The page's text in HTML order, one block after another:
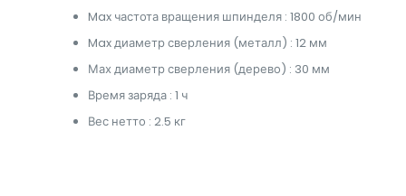
Max частота вращения шпинделя : 1800 об/мин
Max диаметр сверления (металл) : 12 мм
Мах диаметр сверления (дерево) : 30 мм
Время заряда : 1 ч
Вес нетто : 2.5 кг